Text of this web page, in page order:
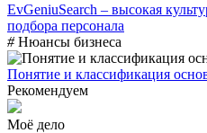
EvGeniuSearch – высокая
подбора персонала
# Нюансы бизнеса
Понятие и классификация
Рекомендуем
Моё дело